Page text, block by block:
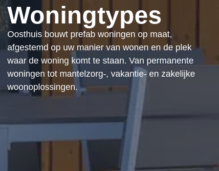
Woningtypes
Oosthuis bouwt prefab woningen op maat,
afgestemd op uw manier van wonen en de plek
waar de woning komt te staan. Van permanente
woningen tot mantelzorg-, vakantie- en zakelijke
woonoplossingen.